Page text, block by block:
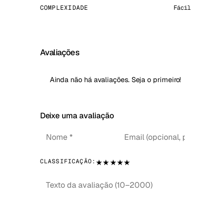
COMPLEXIDADE Fácil
Avaliações
Ainda não há avaliações. Seja o primeiro!
Deixe uma avaliação
CLASSIFICAÇÃO: ★★★★★